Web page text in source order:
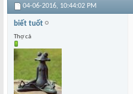
04-06-2016, 10:44:02 PM
biết tuốt
Thợ cả